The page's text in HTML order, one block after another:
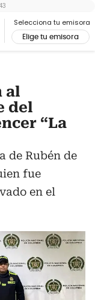
Selecciona tu emisora
Elige tu emisora
al
del
“La
de Rubén de
fue
en el